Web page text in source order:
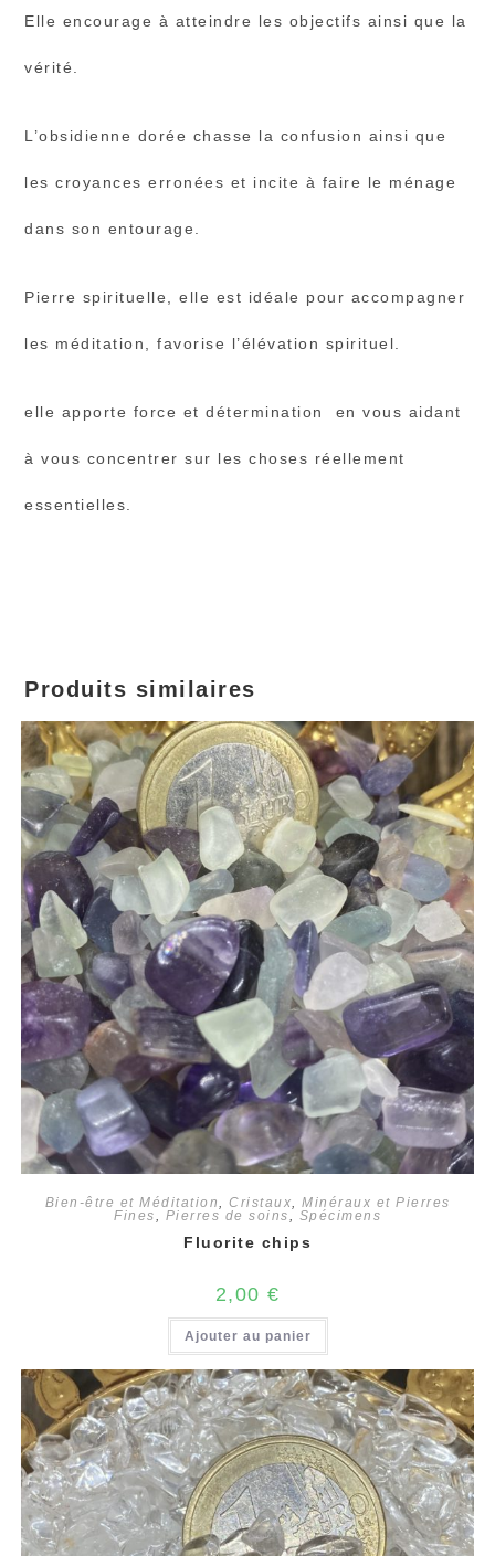
Elle encourage à atteindre les objectifs ainsi que la
vérité.
L’obsidienne dorée chasse la confusion ainsi que
les croyances erronées et incite à faire le ménage
dans son entourage.
Pierre spirituelle, elle est idéale pour accompagner
les méditation, favorise l’élévation spirituel.
elle apporte force et détermination en vous aidant
à vous concentrer sur les choses réellement
essentielles.
Produits similaires
Bien-être et Méditation, Cristaux, Minéraux et Pierres
Fines, Pierres de soins, Spécimens
Fluorite chips
2,00 €
Ajouter au panier